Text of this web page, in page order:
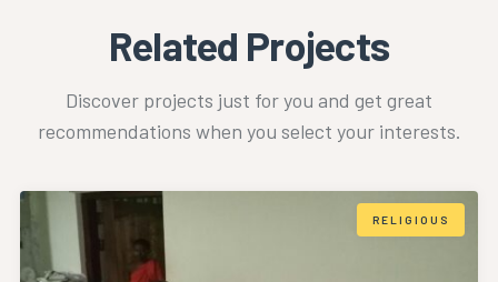
Related Projects
Discover projects just for you and get great
recommendations when you select your interests.
RELIGIOUS